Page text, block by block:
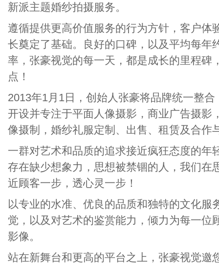
新派主题婚纱拍摄服务。
遵循提供更高价值服务的行为方针，客户体
长奠定了基础。良好的口碑，以及平均每年
率，张豪视觉的每一天，都是成长的里程碑
点！
2013年1月1日，创始人张豪将品牌统一整合
开设并专注于平面人像摄影，商业广告摄影
像摄制，婚纱礼服定制、出售、租赁及合作
一群对艺术和品质的追求接近疯狂态度的年
存在缺少想象力，思想被禁锢的人，我们在
近顾客一步，透心灵一步！
以专业的水准、优良的品质和独特的文化服
觉，以及对艺术的鉴赏能力，倾力为每一位
影像。
站在新舞台和更高的平台之上，张豪视觉邀